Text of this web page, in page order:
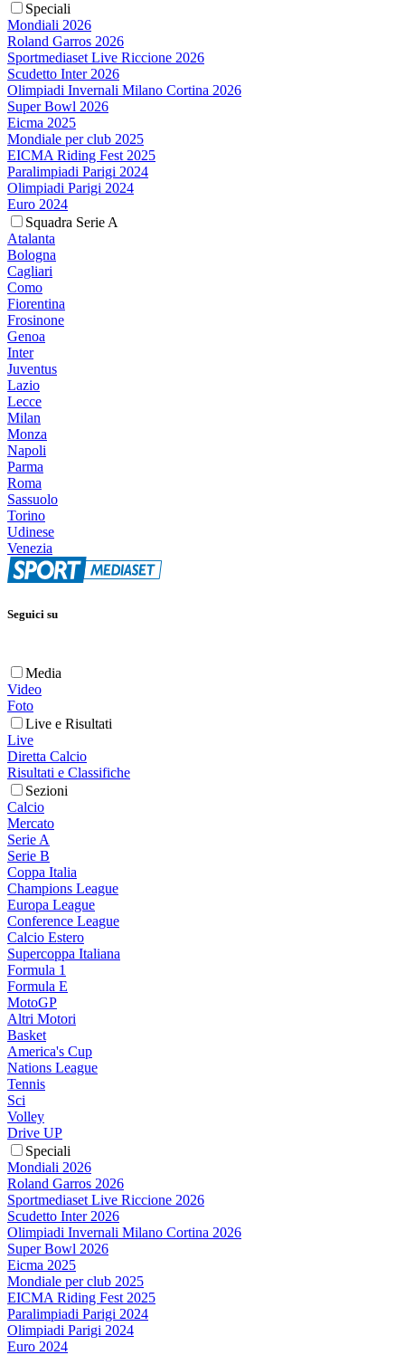
Speciali
Mondiali 2026
Roland Garros 2026
Sportmediaset Live Riccione 2026
Scudetto Inter 2026
Olimpiadi Invernali Milano Cortina 2026
Super Bowl 2026
Eicma 2025
Mondiale per club 2025
EICMA Riding Fest 2025
Paralimpiadi Parigi 2024
Olimpiadi Parigi 2024
Euro 2024
Squadra Serie A
Atalanta
Bologna
Cagliari
Como
Fiorentina
Frosinone
Genoa
Inter
Juventus
Lazio
Lecce
Milan
Monza
Napoli
Parma
Roma
Sassuolo
Torino
Udinese
Venezia
Seguici su
Media
Video
Foto
Live e Risultati
Live
Diretta Calcio
Risultati e Classifiche
Sezioni
Calcio
Mercato
Serie A
Serie B
Coppa Italia
Champions League
Europa League
Conference League
Calcio Estero
Supercoppa Italiana
Formula 1
Formula E
MotoGP
Altri Motori
Basket
America's Cup
Nations League
Tennis
Sci
Volley
Drive UP
Speciali
Mondiali 2026
Roland Garros 2026
Sportmediaset Live Riccione 2026
Scudetto Inter 2026
Olimpiadi Invernali Milano Cortina 2026
Super Bowl 2026
Eicma 2025
Mondiale per club 2025
EICMA Riding Fest 2025
Paralimpiadi Parigi 2024
Olimpiadi Parigi 2024
Euro 2024